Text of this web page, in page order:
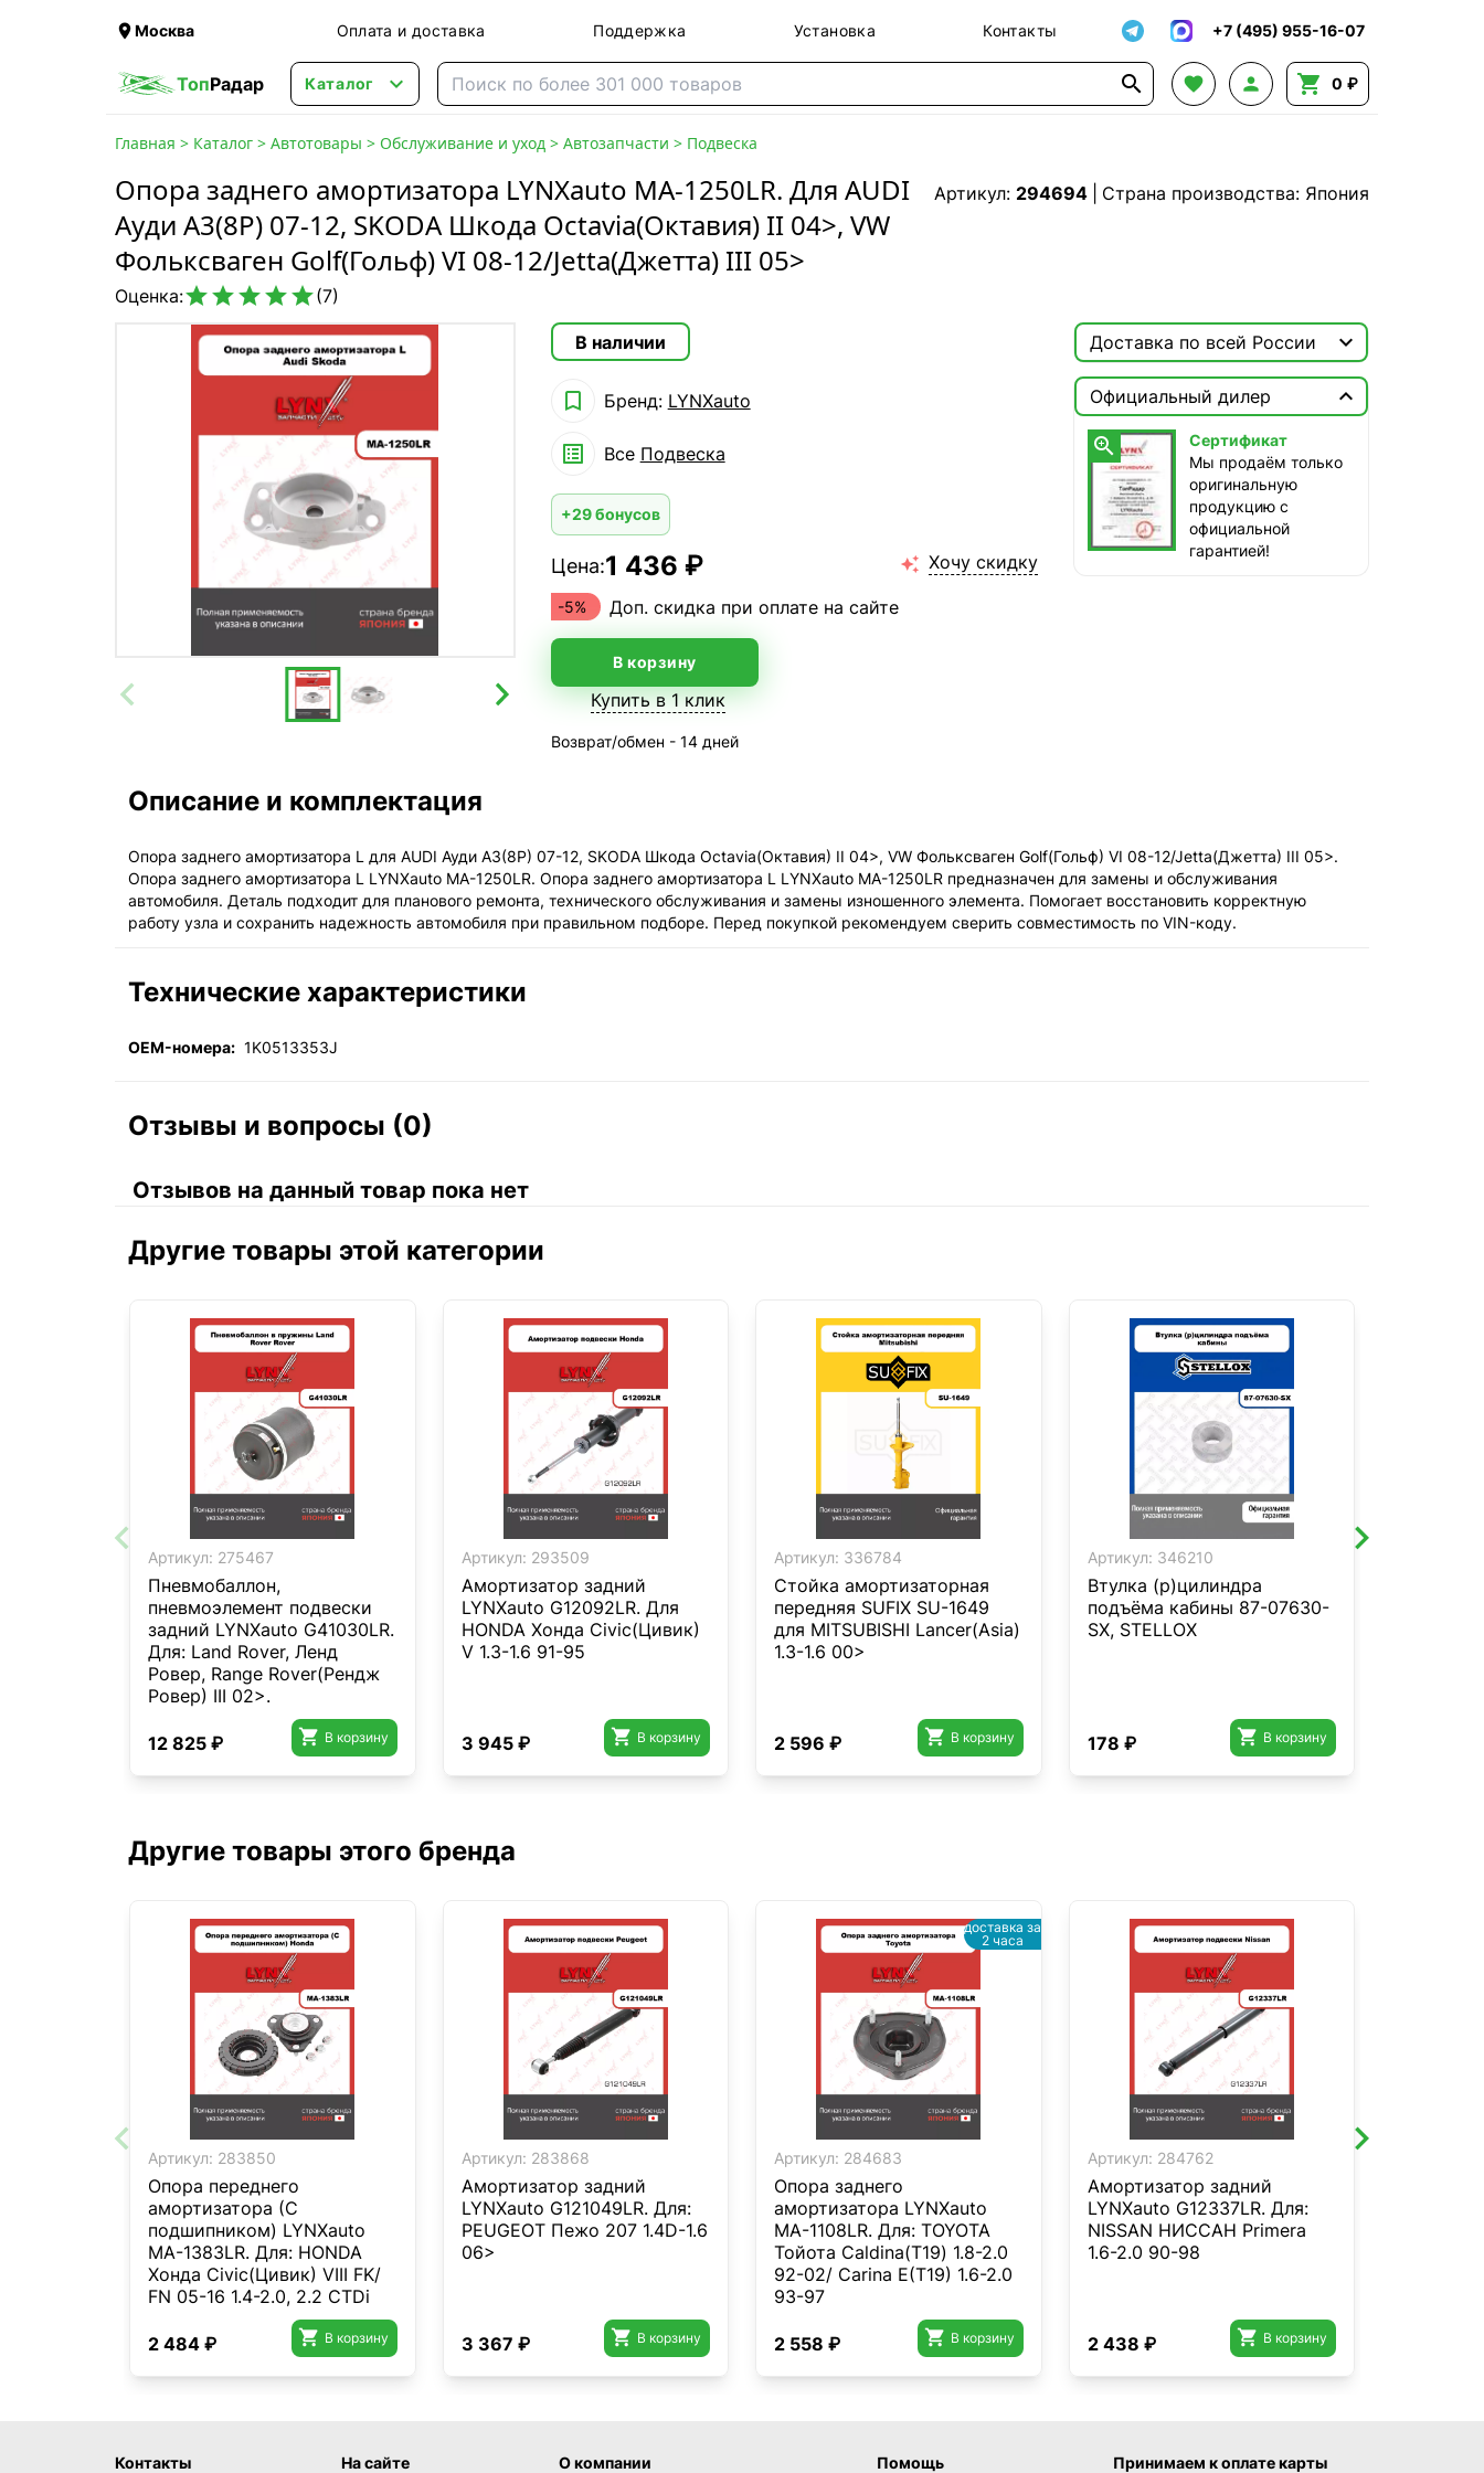
Москва Оплата и доставка Поддержка Установка Контакты +7 (495) 955-16-07
ТопРадар Каталог      0 ₽
Главная > Каталог > Автотовары > Обслуживание и уход > Автозапчасти > Подвеска
Опора заднего амортизатора LYNXauto MA-1250LR. Для AUDI
Ауди A3(8P) 07-12, SKODA Шкода Octavia(Октавия) II 04>, VW
Фольксваген Golf(Гольф) VI 08-12/Jetta(Джетта) III 05>
Артикул: 294694 Страна производства: Япония
Оценка:(7)
В наличии
 Бренд: LYNXauto
 Все Подвеска
+29 бонусов
Цена:1 436 ₽  Хочу скидку
-5% Доп. скидка при оплате на сайте
В корзину
Купить в 1 клик
Возврат/обмен - 14 дней
Доставка по всей России 
 Москва
ТопРадар — Курьер
сегодня, от 350 ₽
ТопРадар — Самовывоз
сегодня, бесплатно
наб. Бережковская, д. 20, стр. 19
Официальный дилер


Сертификат
Мы продаём только
оригинальную
продукцию с
официальной
гарантией!
Описание и комплектация
Опора заднего амортизатора L для AUDI Ауди A3(8P) 07-12, SKODA Шкода Octavia(Октавия) II 04>, VW Фольксваген Golf(Гольф) VI 08-12/Jetta(Джетта) III 05>.
Опора заднего амортизатора L LYNXauto MA-1250LR. Опора заднего амортизатора L LYNXauto MA-1250LR предназначен для замены и обслуживания
автомобиля. Деталь подходит для планового ремонта, технического обслуживания и замены изношенного элемента. Помогает восстановить корректную
работу узла и сохранить надежность автомобиля при правильном подборе. Перед покупкой рекомендуем сверить совместимость по VIN-коду.
Технические характеристики
OEM-номера: 1K0513353J
Отзывы и вопросы (0)
Отзывов на данный товар пока нет
Другие товары этой категории
Артикул: 275467
Пневмобаллон,
пневмоэлемент подвески
задний LYNXauto G41030LR.
Для: Land Rover, Ленд
Ровер, Range Rover(Рендж
Ровер) III 02>.
12 825 ₽  В корзину
Артикул: 293509
Амортизатор задний
LYNXauto G12092LR. Для
HONDA Хонда Civic(Цивик)
V 1.3-1.6 91-95
3 945 ₽  В корзину
Артикул: 336784
Стойка амортизаторная
передняя SUFIX SU-1649
для MITSUBISHI Lancer(Asia)
1.3-1.6 00>
2 596 ₽  В корзину
Артикул: 346210
Втулка (р)цилиндра
подъёма кабины 87-07630-
SX, STELLOX
178 ₽  В корзину
Другие товары этого бренда
Артикул: 283850
Опора переднего
амортизатора (С
подшипником) LYNXauto
MA-1383LR. Для: HONDA
Хонда Civic(Цивик) VIII FK/
FN 05-16 1.4-2.0, 2.2 CTDi
2 484 ₽  В корзину
Артикул: 283868
Амортизатор задний
LYNXauto G121049LR. Для:
PEUGEOT Пежо 207 1.4D-1.6
06>
3 367 ₽  В корзину
Артикул: 284683
Опора заднего
амортизатора LYNXauto
MA-1108LR. Для: TOYOTA
Тойота Caldina(T19) 1.8-2.0
92-02/ Carina E(T19) 1.6-2.0
93-97
2 558 ₽  В корзину
доставка за
2 часа
Артикул: 284762
Амортизатор задний
LYNXauto G12337LR. Для:
NISSAN НИССАН Primera
1.6-2.0 90-98
2 438 ₽  В корзину
Контакты На сайте О компании Помощь Принимаем к оплате карты